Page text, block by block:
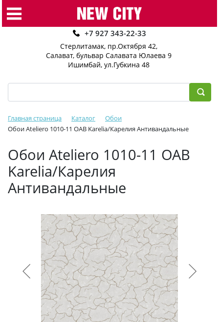
+7 927 343-22-33
Стерлитамак, пр.Октября 42,
Салават, бульвар Салавата Юлаева 9
Ишимбай, ул.Губкина 48
Главная страница Каталог
Обои
Обои Ateliero 1010-11 ОАВ Karelia/Карелия Антивандальные
Обои Ateliero 1010-11 ОАВ
Karelia/Карелия
Антивандальные